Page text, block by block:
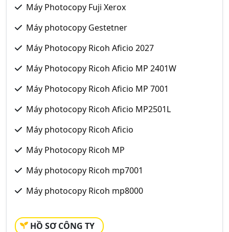
Máy Photocopy Fuji Xerox
Máy photocopy Gestetner
Máy Photocopy Ricoh Aficio 2027
Máy Photocopy Ricoh Aficio MP 2401W
Máy Photocopy Ricoh Aficio MP 7001
Máy photocopy Ricoh Aficio MP2501L
Máy photocopy Ricoh Aficio
Máy Photocopy Ricoh MP
Máy photocopy Ricoh mp7001
Máy photocopy Ricoh mp8000
HỒ SƠ CÔNG TY